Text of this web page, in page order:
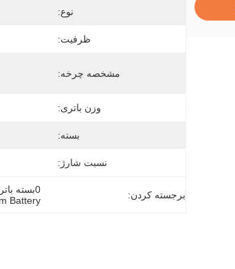
نوع:
ظرفیت:
مشخصه چرخه:
وزن باتری:
بسته:
نسبت شارژ:
برجسته کردن: 0بسته باتری.5C Lifepo4,2S1P باتری لیتیوم نور اضطراری,0.5C باتری لیتیوم نور اضطراری
Battery